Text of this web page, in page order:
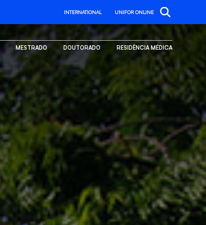
INTERNATIONAL UNIFOR ONLINE
MESTRADO DOUTORADO RESIDÊNCIA MÉDICA